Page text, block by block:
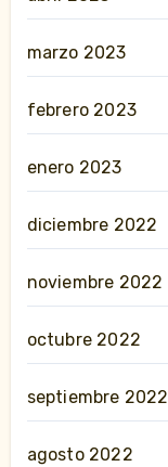
marzo 2023
febrero 2023
enero 2023
diciembre 2022
noviembre 2022
octubre 2022
septiembre 2022
agosto 2022